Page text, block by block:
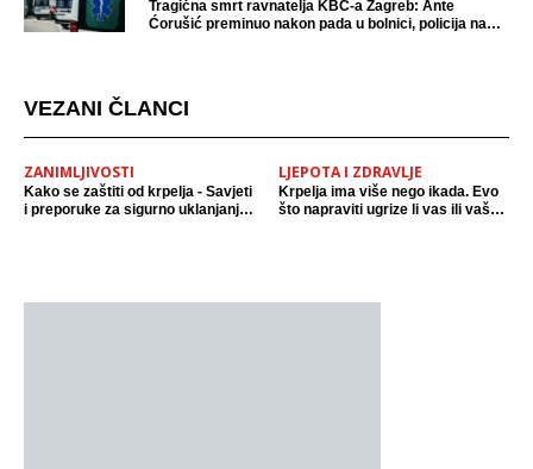
Tragična smrt ravnatelja KBC-a Zagreb: Ante
Ćorušić preminuo nakon pada u bolnici, policija na
VEZANI ČLANCI
ZANIMLJIVOSTI
Kako se zaštiti od krpelja - Savjeti
i preporuke za sigurno uklanjanje
LJEPOTA I ZDRAVLJE
Krpelja ima više nego ikada. Evo
što napraviti ugrize li vas ili vašu